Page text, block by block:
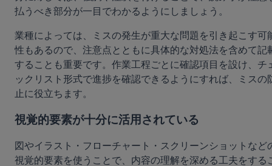
払うべき部分が一目でわかるようにしましょう。
業種によっては、ミスの発生が重大な問題を引き起こす可
性もあるので、注意点とともに具体的な対処法を含めて記
することも重要です。作業工程ごとに確認項目を設け、チ
ックリスト形式で進捗を確認できるようにすれば、ミスの
止に役立ちます。
視覚的要素が十分に活用されている
図やイラスト・フローチャート・スクリーンショットなど
視覚的要素を使うことで、内容の理解を深める工夫をする